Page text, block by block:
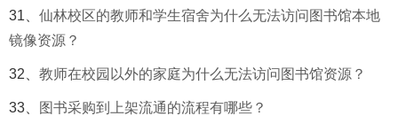
31、 仙林校区的教师和学生宿舍为什么无法访问图书馆本地
镜像资源？
32、 教师在校园以外的家庭为什么无法访问图书馆资源？
33、 图书采购到上架流通的流程有哪些？